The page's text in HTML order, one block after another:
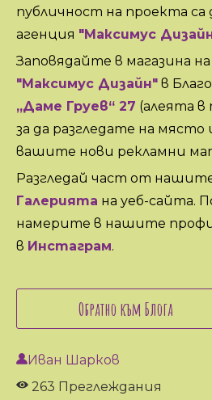
публичност на проекта са
агенция "Максимус
Заповядайте в магазина
"Максимус Дизайн" в
„Даме Груев“ 27 (алеята в
за да разгледате на
вашите нови рекламни
Разгледай част от
Галерията на уеб-сайта.
намерите в нашите
в Инстаграм.
Обратно към Блога
Иван Шарков
263 Преглеждания